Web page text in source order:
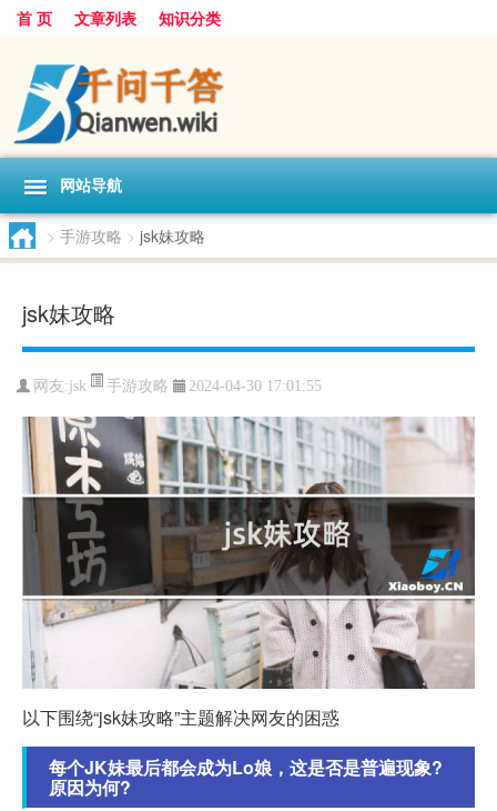
首 页 文章列表 知识分类
网站导航
> 手游攻略 > jsk妹攻略
jsk妹攻略
网友:jsk 手游攻略 2024-04-30 17:01:55
以下围绕“jsk妹攻略”主题解决网友的困惑
每个JK妹最后都会成为Lo娘，这是否是普遍现象?
原因为何?